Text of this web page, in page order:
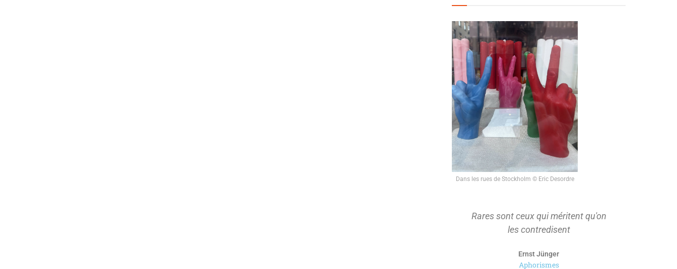
Dans les rues de Stockholm © Eric Desordre
Rares sont ceux qui méritent qu'on
les contredisent
Ernst Jünger
Aphorismes